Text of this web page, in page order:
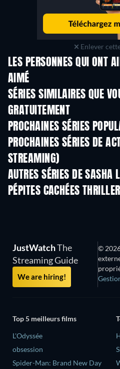
Enlever
LES PERSONNES QUI ONT
AIMÉ
SÉRIES SIMILAIRES QUE
GRATUITEMENTSérie
PROCHAINES SÉRIES
Série
PROCHAINES SÉRIES DE
STREAMING)Saison 2
AUTRES SÉRIES DE
Série
PÉPITES CACHÉES
JustWatchThe
Streaming Guide
We are hiring!
©
Top 5 meilleurs films
L'Odyssée
obsession
Spider-Man: Brand New Day